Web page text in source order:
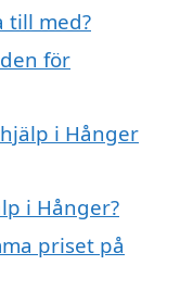
till med?
för
i Hånger
i Hånger?
priset på